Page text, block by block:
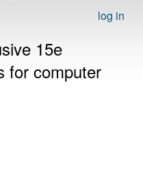
log in
15e
for computer